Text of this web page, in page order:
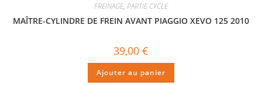
FREINAGE, PARTIE CYCLE
MAÎTRE-CYLINDRE DE FREIN AVANT PIAGGIO XEVO 125 2010
39,00 €
Ajouter au panier